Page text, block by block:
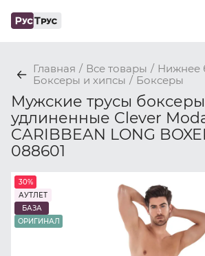
Главная / Все товары / Нижнее
Боксеры и хипсы / Боксеры
Мужские трусы
удлиненные Clever
CARIBBEAN LONG
088601
30%
АУТЛЕТ
БАЗА
ОРИГИНАЛ